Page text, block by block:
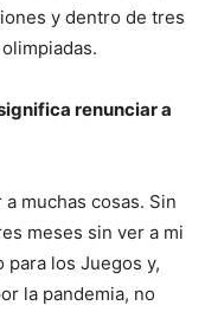
y dentro de tres
renunciar a
muchas cosas. Sin
meses sin ver a mi
para los Juegos y,
la pandemia, no